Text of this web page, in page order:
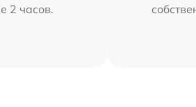
2 часов.